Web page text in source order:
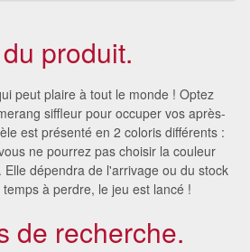
produit.
peut plaire à tout le monde ! Optez
siffleur pour occuper vos après-
est présenté en 2 coloris différents :
ne pourrez pas choisir la couleur
dépendra de l'arrivage ou du stock
à perdre, le jeu est lancé !
de recherche.